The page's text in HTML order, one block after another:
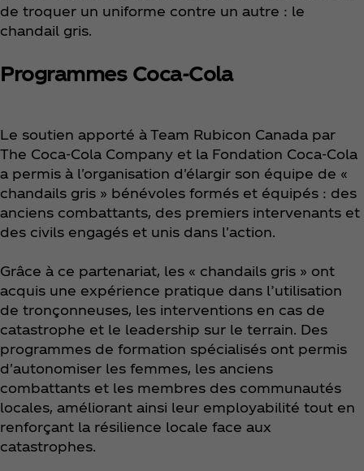
de troquer un uniforme contre un autre : le
chandail gris.
Programmes Coca‑Cola
Le soutien apporté à Team Rubicon Canada par
The Coca‑Cola Company et la Fondation Coca‑Cola
a permis à l'organisation d'élargir son équipe de «
chandails gris » bénévoles formés et équipés : des
anciens combattants, des premiers intervenants et
des civils engagés et unis dans l'action.
Grâce à ce partenariat, les « chandails gris » ont
acquis une expérience pratique dans l’utilisation
de tronçonneuses, les interventions en cas de
catastrophe et le leadership sur le terrain. Des
programmes de formation spécialisés ont permis
d'autonomiser les femmes, les anciens
combattants et les membres des communautés
locales, améliorant ainsi leur employabilité tout en
renforçant la résilience locale face aux
catastrophes.